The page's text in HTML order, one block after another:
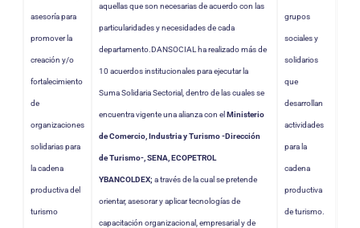
asesoría para
promover la
creación y/o
fortalecimiento
de
organizaciones
solidarias para
la cadena
productiva del
turismo
aquellas que son necesarias de acuerdo con las
particularidades y necesidades de cada
departamento.DANSOCIAL ha realizado más de
10 acuerdos institucionales para ejecutar la
Suma Solidaria Sectorial, dentro de las cuales se
encuentra vigente una alianza con elMinisterio
de Comercio, Industria y Turismo -Dirección
de Turismo-, SENA, ECOPETROL
YBANCOLDEX;a través de la cual se pretende
orientar, asesorar y aplicar tecnologías de
capacitación organizacional, empresarial y de
grupos
sociales y
solidarios
que
desarrollan
actividades
para la
cadena
productiva
de turismo.